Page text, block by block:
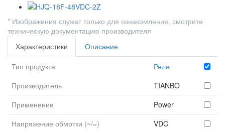
* Изображения служат только для ознакомления, смотрите
техническую документацию производителя
Характеристики
Описание
Тип продукта
Реле
Производитель
TIANBO
Применение
Power
Напряжение обмотки (~/=)
VDC